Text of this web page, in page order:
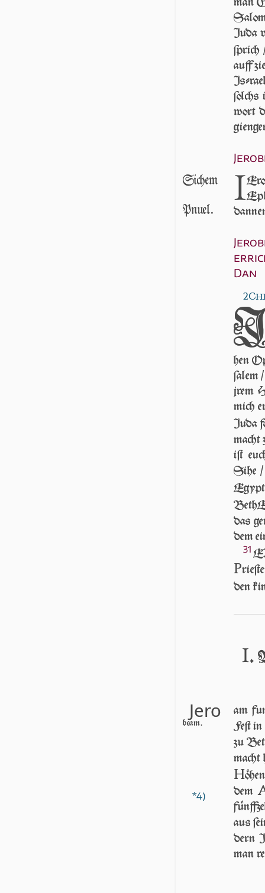
Juda
auff
wort
Sichem
Pnuel.
I
Dan
hen
ſa­lem
jrem
mich
Juda
macht
iſt
Sihe
das
dem
31
P
den
I․
Jero
beam.
*4)
am
Feſt
zu
macht
H
dem
aus
dern
man